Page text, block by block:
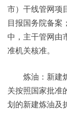
市）干线管网项
目报国务院备案
中，主干管网由
准机关核准。
炼油：新建炼
关按照国家批准
划的新建炼油及